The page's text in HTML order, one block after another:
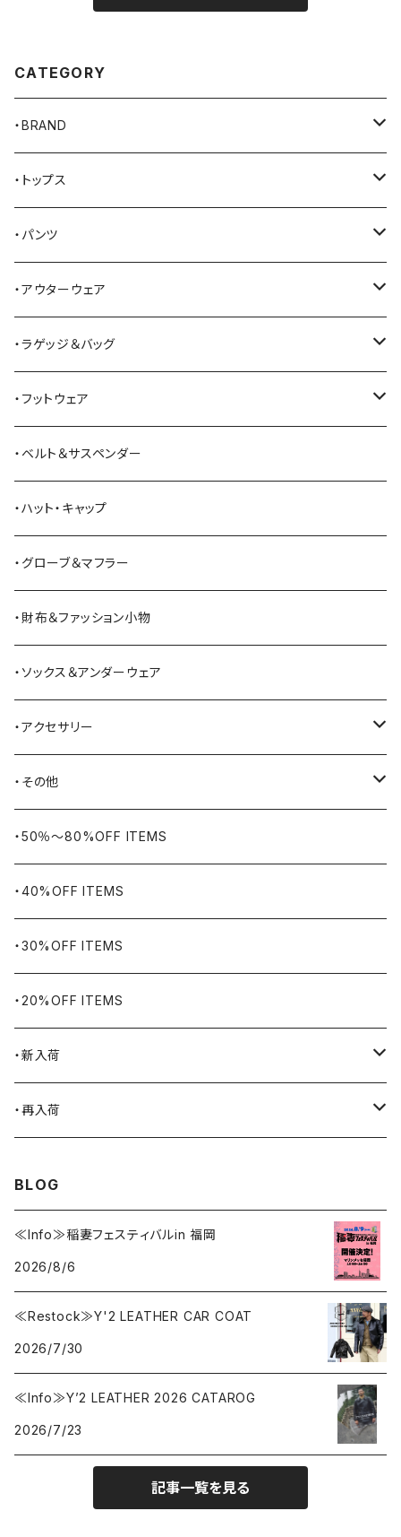
CATEGORY
・BRAND
AKER
Alden
ALFONSO'S OF HOLLYWOOD LEATHER
All American Khakis
American Optical
ANDERSON BEAN BOOT CO.
Bass Pro Shops
BATTLE LAKE
Barbour
BAYSIDE
BELSTAFF
BIG BILL
WORKERS BIGDAY
BHADUR
Bills KHAKIS
BLUCO
Blundstone
BLACK JACK BOOTS
CAMBER
CONVERSE
・トップス
Tシャツ
シャツ
ベスト
セーター
スウェットシャツ
カーディガン
パーカー
・パンツ
ジーンズ
ワークパンツ
オーバーオール
ミリタリーパンツ
ツナギ
ジャージ・スウェット
ハーフパンツ・ショートパンツ
・アウターウェア
コート
ジャケット
ベスト
・ラゲッジ＆バッグ
トートバッグ
ショルダーバッグ
リュック・バックパック
ボストンバッグ・ダッフルバッグ
ヒップバッグ・ファニーパック
ブリーフケース
ツールバッグ
・フットウェア
ブーツ
スニーカー
サンダル
その他シューズ
シュー用品
・ベルト＆サスペンダー
・ハット・キャップ
・グローブ＆マフラー
・財布＆ファッション小物
・ソックス＆アンダーウェア
・アクセサリー
バングル・ブレスレット
リング
ネックレス・ペンダント
ピンズ・ブローチ
腕時計
・その他
ヴィンテージ
アウトドア用品
ナバホラグ・ビンテージラグ
ブランケット
食品
ライター
エプロン
本、写真集
・50％〜80%OFF ITEMS
・40%OFF ITEMS
・30%OFF ITEMS
・20%OFF ITEMS
・新入荷
2026.7.31
2026.7.6
・再入荷
2026.7.23
BLOG
≪Info≫稲妻フェスティバルin 福岡
2026/8/6
≪Restock≫Y'2 LEATHER CAR COAT
2026/7/30
≪Info≫Y’2 LEATHER 2026 CATAROG
2026/7/23
記事一覧を見る